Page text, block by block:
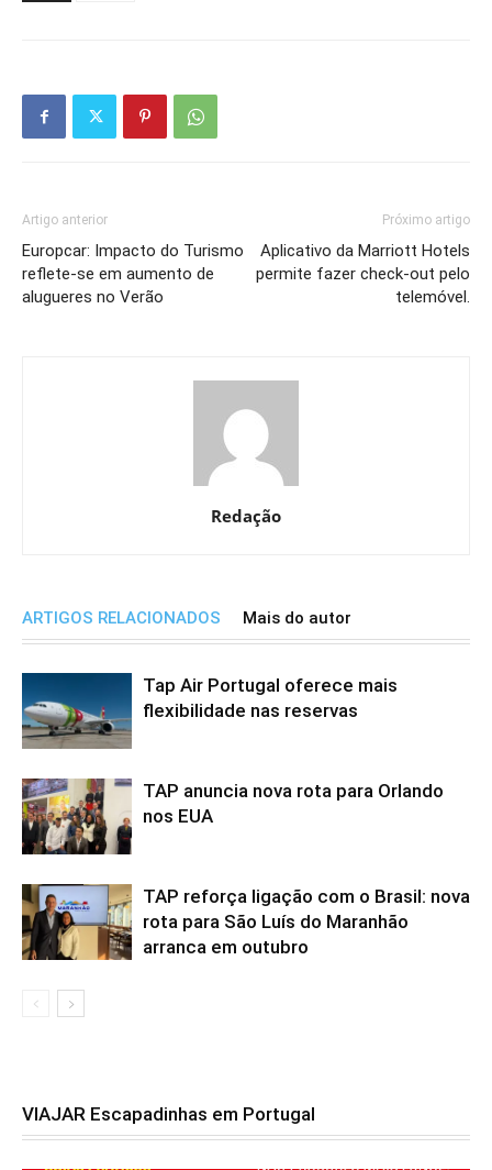
Artigo anterior
Europcar: Impacto do Turismo
reflete-se em aumento de
alugueres no Verão
Próximo artigo
Aplicativo da Marriott Hotels
permite fazer check-out pelo
telemóvel.
Redação
ARTIGOS RELACIONADOS Mais do autor
Tap Air Portugal oferece mais
flexibilidade nas reservas
TAP anuncia nova rota para Orlando
nos EUA
TAP reforça ligação com o Brasil: nova
rota para São Luís do Maranhão
arranca em outubro
VIAJAR Escapadinhas em Portugal